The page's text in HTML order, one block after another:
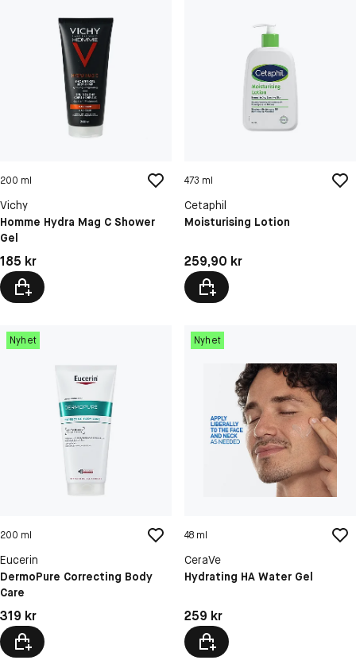
200 ml
Vichy
Homme Hydra Mag C Shower
Gel
Pris: 185 kr
185 kr
473 ml
Cetaphil
Moisturising Lotion
Pris: 259,90 kr
259,90 kr
Nyhet
200 ml
Eucerin
DermoPure Correcting Body
Care
Pris: 319 kr
319 kr
Nyhet
48 ml
CeraVe
Hydrating HA Water Gel
Pris: 259 kr
259 kr